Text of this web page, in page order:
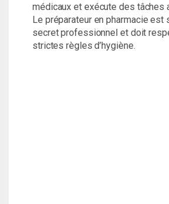
médicaux et exécute des tâches
Le préparateur en pharmacie est
secret professionnel et doit
strictes règles d’hygiène.